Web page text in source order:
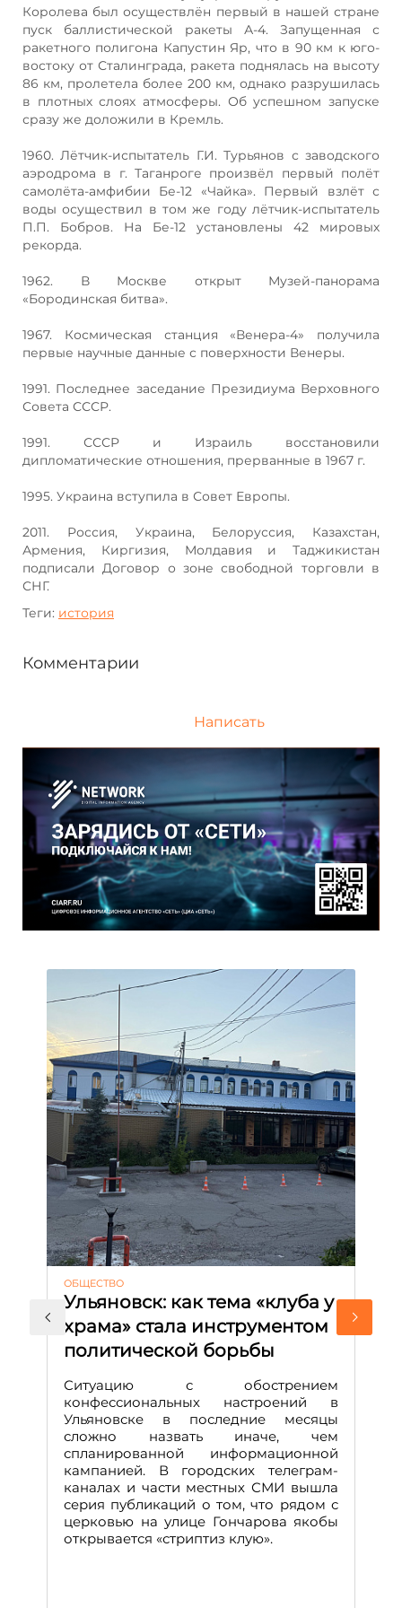
Королева был осуществлён первый в нашей стране
пуск баллистической ракеты А-4. Запущенная с
ракетного полигона Капустин Яр, что в 90 км к юго-
востоку от Сталинграда, ракета поднялась на высоту
86 км, пролетела более 200 км, однако разрушилась
в плотных слоях атмосферы. Об успешном запуске
сразу же доложили в Кремль.
1960. Лётчик-испытатель Г.И. Турьянов с заводского
аэродрома в г. Таганроге произвёл первый полёт
самолёта-амфибии Бе-12 «Чайка». Первый взлёт с
воды осуществил в том же году лётчик-испытатель
П.П. Бобров. На Бе-12 установлены 42 мировых
рекорда.
1962. В Москве открыт Музей-панорама
«Бородинская битва».
1967. Космическая станция «Венера-4» получила
первые научные данные с поверхности Венеры.
1991. Последнее заседание Президиума Верховного
Совета СССР.
1991. СССР и Израиль восстановили
дипломатические отношения, прерванные в 1967 г.
1995. Украина вступила в Совет Европы.
2011. Россия, Украина, Белоруссия, Казахстан,
Армения, Киргизия, Молдавия и Таджикистан
подписали Договор о зоне свободной торговли в
СНГ.
Теги: история
Комментарии
Написать
ОБЩЕСТВО
Ульяновск: как тема «клуба у
храма» стала инструментом
политической борьбы
Ситуацию с обострением
конфессиональных настроений в
Ульяновске в последние месяцы
сложно назвать иначе, чем
спланированной информационной
кампанией. В городских телеграм-
каналах и части местных СМИ вышла
серия публикаций о том, что рядом с
церковью на улице Гончарова якобы
открывается «стриптиз клую».